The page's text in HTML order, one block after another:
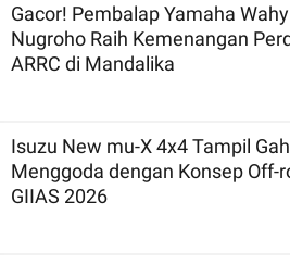
Gacor! Pembalap Yamaha
Nugroho Raih Kemenangan
ARRC di Mandalika
Isuzu New mu-X 4x4 Tampil
Menggoda dengan Konsep Off-
GIIAS 2026